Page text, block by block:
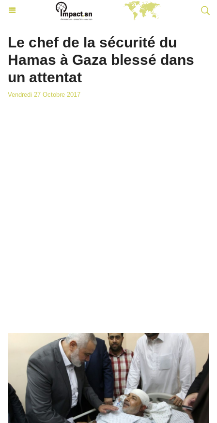
Le chef de la sécurité du
Hamas à Gaza blessé dans
un attentat
Vendredi 27 Octobre 2017